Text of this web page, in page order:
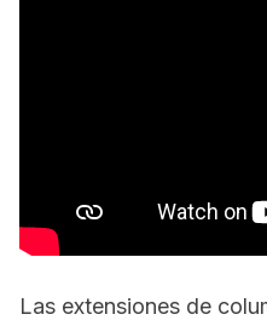
Las extensiones de